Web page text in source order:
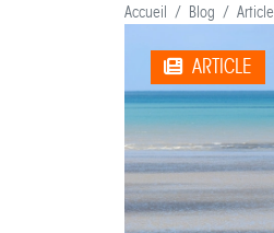
Accueil Blog Article
ARTICLE